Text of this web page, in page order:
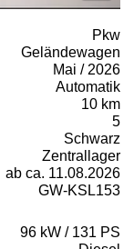
Pkw
Geländewagen
Mai / 2026
Automatik
10 km
5
Schwarz
Zentrallager
ab ca. 11.08.2026
GW-KSL153
96 kW / 131 PS